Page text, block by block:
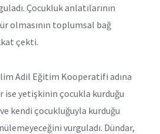
Çocukluk anlatılarının
olmasının toplumsal bağ
çekti.
Adil Eğitim Kooperatifi adına
ise yetişkinin çocukla kurduğu
kendi çocukluğuyla kurduğu
vurguladı. Dündar,